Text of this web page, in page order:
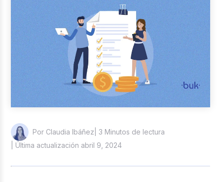
Casos de éxito
Columna del Experto
Entrevistas
Por Claudia Ibáñez | 3 Minutos de lectura
| Última actualización abril 9, 2024